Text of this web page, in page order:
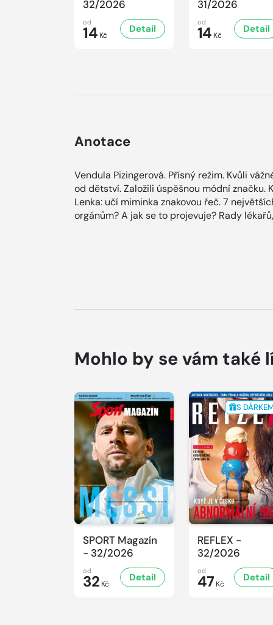
32/2026
od
14 Kč
Detail
31/2026
od
14 Kč
Detail
Anotace
Vendula Pizingerová. Přísný režim. Kvůli
od dětství. Založili úspěšnou módní značku.
Lenka: učí miminka znakovou řeč. 7
orgánům? A jak se to projevuje? Rady
Mohlo by se vám také
SPORT Magazín
- 32/2026
od
32 Kč
Detail
S
REFLEX -
32/2026
od
47 Kč
Detail